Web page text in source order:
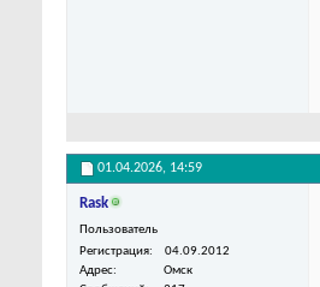
01.04.2026, 14:59
Rask
Пользователь
Регистрация
04.09.2012
Адрес
Омск